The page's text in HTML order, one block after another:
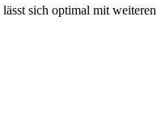
lässt sich optimal mit